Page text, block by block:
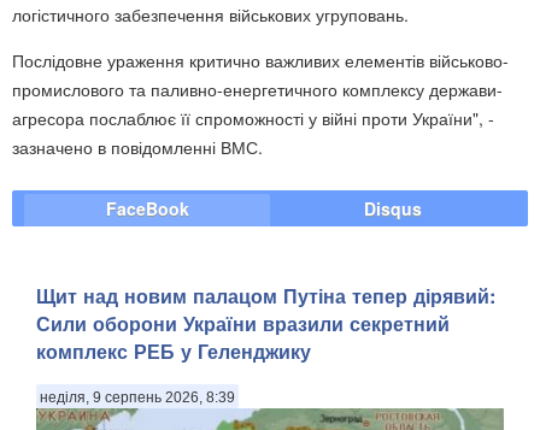
логістичного забезпечення військових угруповань.
Послідовне ураження критично важливих елементів військово-
промислового та паливно-енергетичного комплексу держави-
агресора послаблює її спроможності у війні проти України", -
зазначено в повідомленні ВМС.
FaceBook Disqus
Щит над новим палацом Путіна тепер дірявий:
Сили оборони України вразили секретний
комплекс РЕБ у Геленджику
неділя, 9 серпень 2026, 8:39